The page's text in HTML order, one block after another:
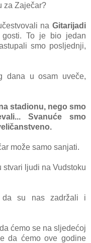
za Zaječar?
na Gitarijadi
To je bio jedan
smo posljednji,
dana u osam uveče,
stadionu, nego smo
Svanuće smo
može samo sanjati.
stvari ljudi na Vudstoku
su nas zadržali i
ćemo se na sljedećoj
da ćemo ove godine